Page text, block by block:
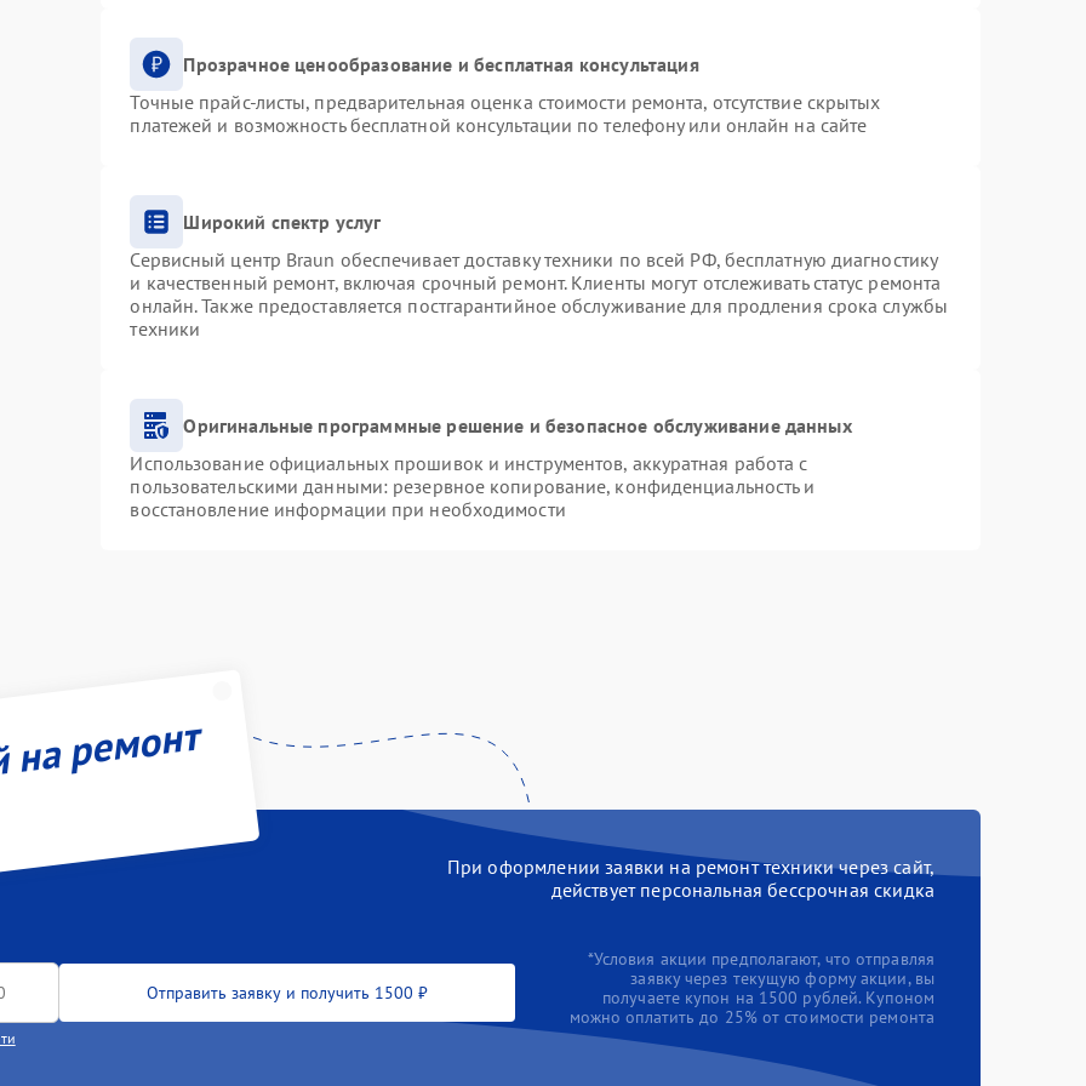
Прозрачное ценообразование и бесплатная консультация
Точные прайс-листы, предварительная оценка стоимости ремонта, отсутствие скрытых
платежей и возможность бесплатной консультации по телефону или онлайн на сайте
Широкий спектр услуг
Сервисный центр Braun обеспечивает доставку техники по всей РФ, бесплатную диагностику
и качественный ремонт, включая срочный ремонт. Клиенты могут отслеживать статус ремонта
онлайн. Также предоставляется постгарантийное обслуживание для продления срока службы
техники
Оригинальные программные решение и безопасное обслуживание данных
Использование официальных прошивок и инструментов, аккуратная работа с
пользовательскими данными: резервное копирование, конфиденциальность и
восстановление информации при необходимости
ремонт
При оформлении заявки на ремонт техники через сайт,
действует персональная бессрочная скидка
Отправить заявку и получить 1500 ₽
*Условия акции предполагают, что отправляя
заявку через текущую форму акции, вы
получаете купон на 1500 рублей. Купоном
можно оплатить до 25% от стоимости ремонта